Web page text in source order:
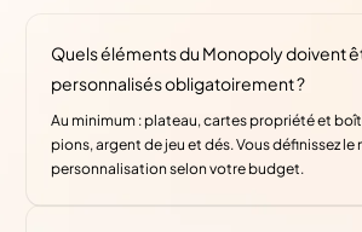
Quels éléments du Monopoly doivent
personnalisés obligatoirement ?
Au minimum : plateau, cartes propriété et
pions, argent de jeu et dés. Vous définissez le
personnalisation selon votre budget.